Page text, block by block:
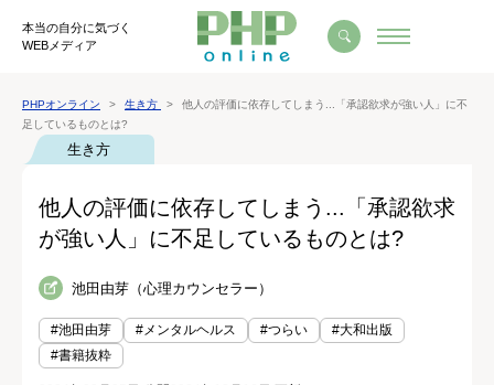
本当の自分に気づく
WEBメディア
PHPオンライン 生き方
他人の評価に依存してしまう...「承認欲求が強い人」に不
足しているものとは?
生き方
他人の評価に依存してしまう...「承認欲求
が強い人」に不足しているものとは?
池田由芽（心理カウンセラー）
#池田由芽 #メンタルヘルス #つらい
#大和出版
#書籍抜粋